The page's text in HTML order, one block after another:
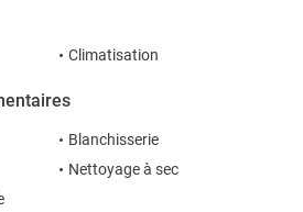
Climatisation
Blanchisserie
Nettoyage à sec